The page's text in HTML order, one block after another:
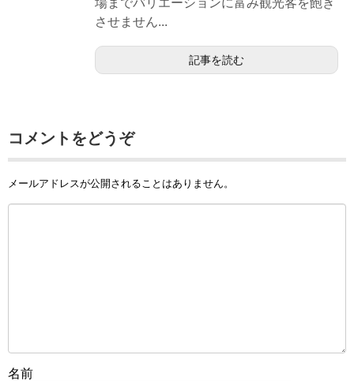
させません...
記事を読む
コメントをどうぞ
メールアドレスが公開されることはありません。
名前